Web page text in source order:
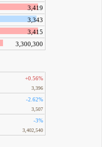
3,419
3,343
3,415
3,300,300
+0.56%
3,396
-2.62%
3,507
-3%
3,402,540